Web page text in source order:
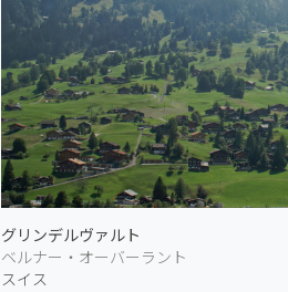
グリンデルヴァルト
ベルナー・オーバーラント
スイス